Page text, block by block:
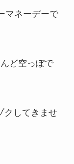
マネーデーで
ど空っぽで
クしてきませ